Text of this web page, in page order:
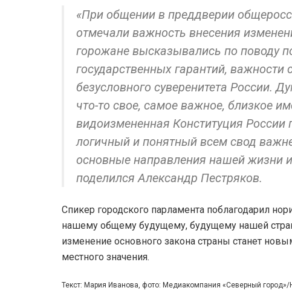
«При общении в преддверии
отмечали важность внесения
горожане высказывались по поводу
государственных гарантий,
безусловного суверенитета России.
что-то свое, самое важное, близкое
видоизмененная Конституция России
логичный и понятный всем свод
основные направления нашей жизни
поделился Александр Пестряков.
Спикер городского парламента поблагодарил
нашему общему будущему, будущему нашей
изменение основного закона страны станет
местного значения.
Текст: Мария Иванова, фото: Медиакомпания «Северный